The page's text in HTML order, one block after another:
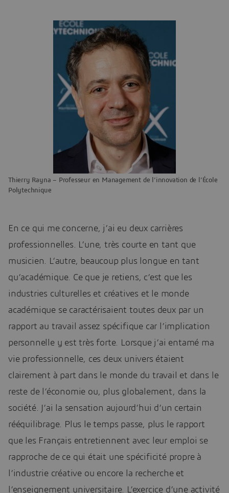
Thierry Rayna – Professeur en Management de l’innovation de l’École
Polytechnique
En ce qui me concerne, j’ai eu deux carrières
professionnelles. L’une, très courte en tant que
musicien. L’autre, beaucoup plus longue en tant
qu’académique. Ce que je retiens, c’est que les
industries culturelles et créatives et le monde
académique se caractérisaient toutes deux par un
rapport au travail assez spécifique car l’implication
personnelle y est très forte. Lorsque j’ai entamé ma
vie professionnelle, ces deux univers étaient
clairement à part dans le monde du travail et dans le
reste de l’économie ou, plus globalement, dans la
société. J’ai la sensation aujourd’hui d’un certain
rééquilibrage. Plus le temps passe, plus le rapport
que les Français entretiennent avec leur emploi se
rapproche de ce qui était une spécificité propre à
l’industrie créative ou encore la recherche et
l’enseignement universitaire. L’exercice d’une activité